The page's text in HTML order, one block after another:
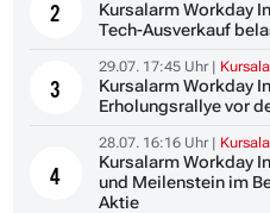
2
Kursalarm Workday
Tech-Ausverkauf
3
29.07. 17:45 Uhr |
Kursalarm Workday
Erholungsrallye vor
4
28.07. 16:16 Uhr |
Kursalarm Workday
und Meilenstein im
Aktie